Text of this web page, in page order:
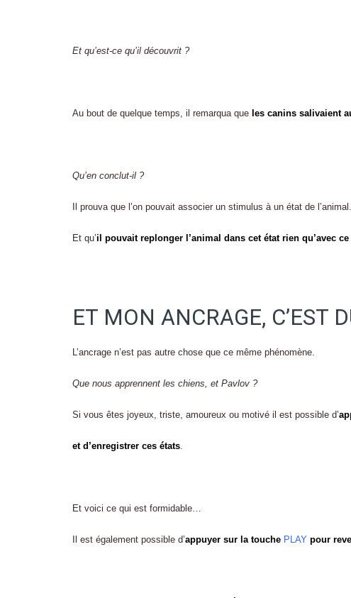
Et qu’est-ce qu’il découvrit ?
Au bout de quelque temps, il remarqua que les canins salivaient
Qu’en conclut-il ?
Il prouva que l’on pouvait associer un stimulus à un état de l’animal.
Et qu’il pouvait replonger l’animal dans cet état rien qu’avec
ET MON ANCRAGE, C’EST
L’ancrage n’est pas autre chose que ce même phénomène.
Que nous apprennent les chiens, et Pavlov ?
Si vous êtes joyeux, triste, amoureux ou motivé il est possible d’
et d’enregistrer ces états.
Et voici ce qui est formidable…
Il est également possible d’appuyer sur la touche PLAY pour